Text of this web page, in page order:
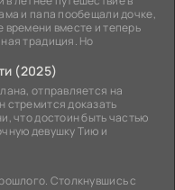
и папа пообещали дочке,
времени вместе и теперь
традиция. Но
(2025)
отправляется на
стремится доказать
что достоин быть частью
девушку Тию и
Столкнувшись с